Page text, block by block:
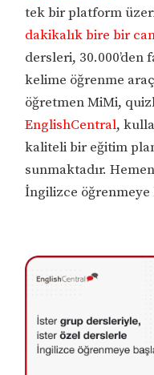
tek bir platform
dakikalık bire bir
dersleri,
kelime öğrenme
öğretmen MiMi,
EnglishCentral,
kaliteli bir eğitim
sunmaktadır.
İngilizce öğrenmeye